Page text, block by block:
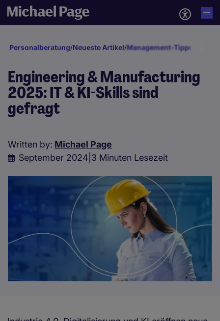
Personalberatung/Neueste Artikel/Management-Tipps
Engineering & Manufacturing
2025: IT & KI-Skills sind
gefragt
Written by: Michael Page
September 2024 3 Minuten Lesezeit